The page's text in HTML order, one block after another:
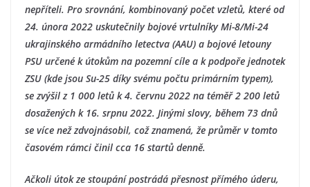
nepříteli. Pro srovnání, kombinovaný počet vzletů, které od
24. února 2022 uskutečnily bojové vrtulníky Mi-8/Mi-24
ukrajinského armádního letectva (AAU) a bojové letouny
PSU určené k útokům na pozemní cíle a k podpoře jednotek
ZSU (kde jsou Su-25 díky svému počtu primárním typem),
se zvýšil z 1 000 letů k 4. červnu 2022 na téměř 2 200 letů
dosažených k 16. srpnu 2022. Jinými slovy, během 73 dnů
se více než zdvojnásobil, což znamená, že průměr v tomto
časovém rámci činil cca 16 startů denně.
Ačkoli útok ze stoupání postrádá přesnost přímého úderu,